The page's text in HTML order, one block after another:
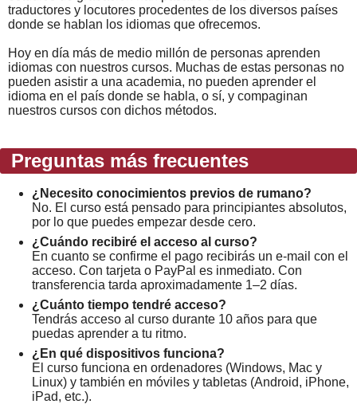
traductores y locutores procedentes de los diversos países
donde se hablan los idiomas que ofrecemos.
Hoy en día más de medio millón de personas aprenden
idiomas con nuestros cursos. Muchas de estas personas no
pueden asistir a una academia, no pueden aprender el
idioma en el país donde se habla, o sí, y compaginan
nuestros cursos con dichos métodos.
Preguntas más frecuentes
¿Necesito conocimientos previos de rumano?
No. El curso está pensado para principiantes absolutos,
por lo que puedes empezar desde cero.
¿Cuándo recibiré el acceso al curso?
En cuanto se confirme el pago recibirás un e-mail con el
acceso. Con tarjeta o PayPal es inmediato. Con
transferencia tarda aproximadamente 1–2 días.
¿Cuánto tiempo tendré acceso?
Tendrás acceso al curso durante 10 años para que
puedas aprender a tu ritmo.
¿En qué dispositivos funciona?
El curso funciona en ordenadores (Windows, Mac y
Linux) y también en móviles y tabletas (Android, iPhone,
iPad, etc.).